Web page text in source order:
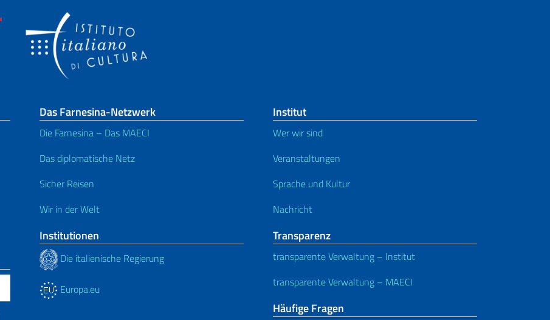
Das Farnesina-Netzwerk
Die Farnesina – Das MAECI
Das diplomatische Netz
Sicher Reisen
Wir in der Welt
Institutionen
Die italienische Regierung
Europa.eu
Institut
Wer wir sind
Veranstaltungen
Sprache und Kultur
Nachricht
Transparenz
transparente Verwaltung – Institut
transparente Verwaltung – MAECI
Häufige Fragen